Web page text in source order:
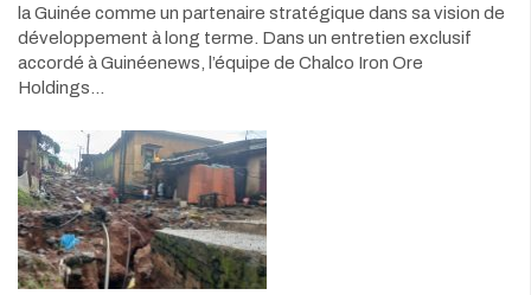
la Guinée comme un partenaire stratégique dans sa vision de
développement à long terme. Dans un entretien exclusif
accordé à Guinéenews, l’équipe de Chalco Iron Ore
Holdings…